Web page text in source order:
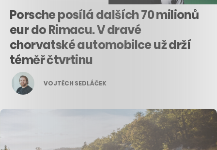
Porsche posílá dalších 70 milionů
eur do Rimacu. V dravé
chorvatské automobilce už drží
téměř čtvrtinu
VOJTĚCH SEDLÁČEK